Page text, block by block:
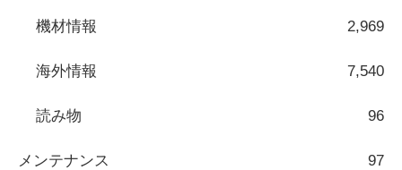
機材情報 2,969
海外情報 7,540
読み物 96
メンテナンス 97